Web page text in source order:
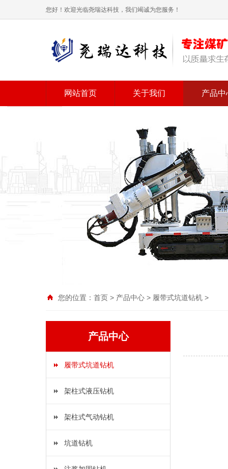
您好！欢迎光临尧瑞达科技，我们竭诚为您服务！
网站首页 关于我们 产品中
您的位置： 首页 > 产品中心 > 履带式坑道钻机 >
产品中心
履带式坑道钻机
架柱式液压钻机
架柱式气动钻机
坑道钻机